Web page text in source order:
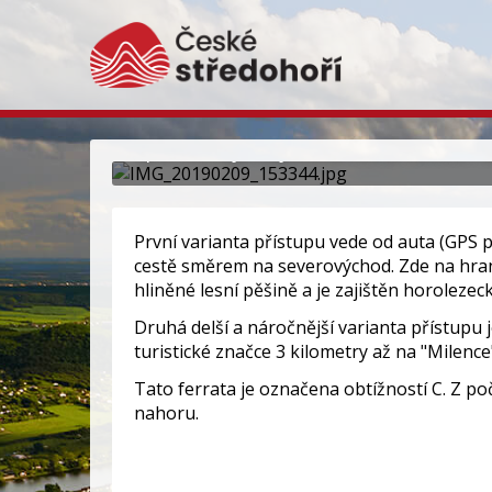
Via Ferrata Lužická
První varianta přístupu vede od auta
cestě směrem na severovýchod. Zde na
hliněné lesní pěšině a je zajištěn
Druhá delší a náročnější varianta přístupu
turistické značce 3 kilometry až na
Tato ferrata je označena obtížností C. Z
nahoru.